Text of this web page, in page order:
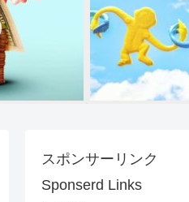
スポンサーリンク
Sponserd Links